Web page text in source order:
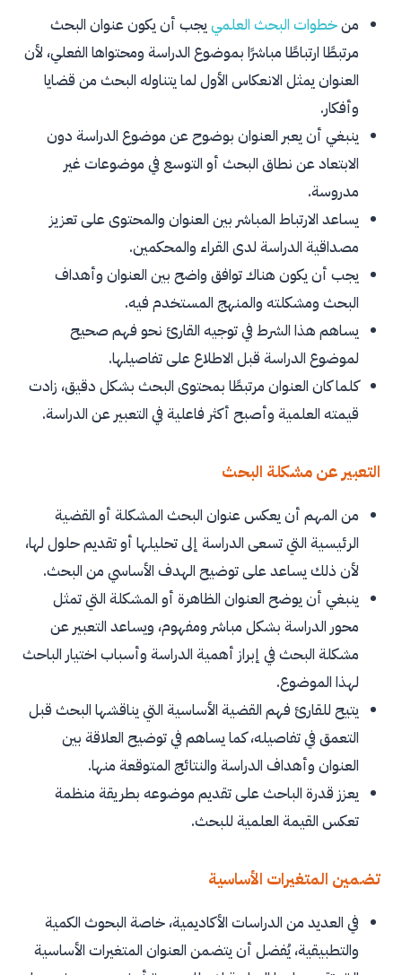
منخطوات البحث العلمي يجب أن يكون عنوان البحث
مرتبطًا ارتباطًا مباشرًا بموضوع الدراسة ومحتواها الفعلي، لأن
العنوان يمثل الانعكاس الأول لما يتناوله البحث من قضايا
وأفكار.
ينبغي أن يعبر العنوان بوضوح عن موضوع الدراسة دون
الابتعاد عن نطاق البحث أو التوسع في موضوعات غير
مدروسة.
يساعد الارتباط المباشر بين العنوان والمحتوى على تعزيز
مصداقية الدراسة لدى القراء والمحكمين.
يجب أن يكون هناك توافق واضح بين العنوان وأهداف
البحث ومشكلته والمنهج المستخدم فيه.
يساهم هذا الشرط في توجيه القارئ نحو فهم صحيح
لموضوع الدراسة قبل الاطلاع على تفاصيلها.
كلما كان العنوان مرتبطًا بمحتوى البحث بشكل دقيق، زادت
قيمته العلمية وأصبح أكثر فاعلية في التعبير عن الدراسة.
التعبير عن مشكلة البحث
من المهم أن يعكس عنوان البحث المشكلة أو القضية
الرئيسية التي تسعى الدراسة إلى تحليلها أو تقديم حلول لها،
لأن ذلك يساعد على توضيح الهدف الأساسي من البحث.
ينبغي أن يوضح العنوان الظاهرة أو المشكلة التي تمثل
محور الدراسة بشكل مباشر ومفهوم، ويساعد التعبير عن
مشكلة البحث في إبراز أهمية الدراسة وأسباب اختيار الباحث
لهذا الموضوع.
يتيح للقارئ فهم القضية الأساسية التي يناقشها البحث قبل
التعمق في تفاصيله، كما يساهم في توضيح العلاقة بين
العنوان وأهداف الدراسة والنتائج المتوقعة منها.
يعزز قدرة الباحث على تقديم موضوعه بطريقة منظمة
تعكس القيمة العلمية للبحث.
تضمين المتغيرات الأساسية
في العديد من الدراسات الأكاديمية، خاصة البحوث الكمية
والتطبيقية، يُفضل أن يتضمن العنوان المتغيرات الأساسية